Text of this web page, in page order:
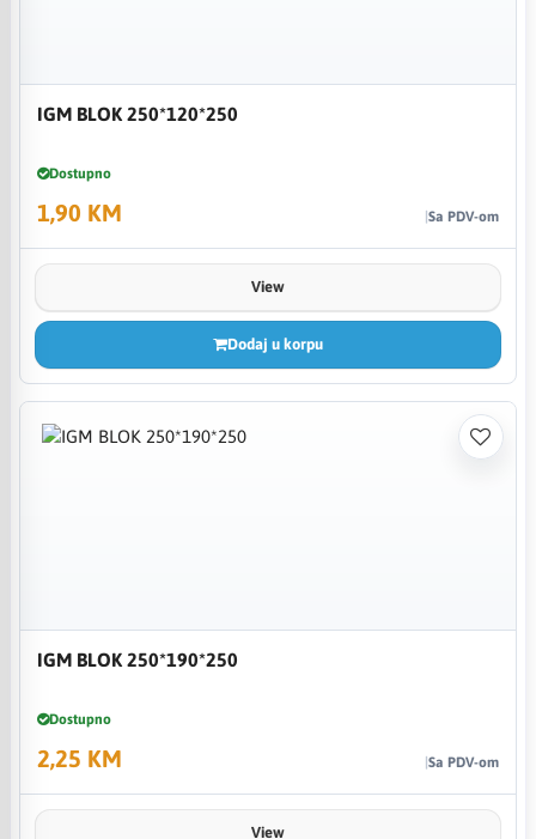
IGM BLOK 250*120*250
Dostupno
1,90 KM Sa PDV-om
View
Dodaj u korpu
IGM BLOK 250*190*250
Dostupno
2,25 KM Sa PDV-om
View